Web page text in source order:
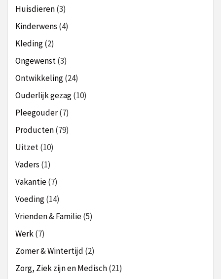
Huisdieren(3)
Kinderwens (4)
Kleding(2)
Ongewenst(3)
Ontwikkeling(24)
Ouderlijk gezag(10)
Pleegouder(7)
Producten(79)
Uitzet(10)
Vaders (1)
Vakantie(7)
Voeding(14)
Vrienden & Familie(5)
Werk(7)
Zomer & Wintertijd (2)
Zorg, Ziek zijn en Medisch(21)